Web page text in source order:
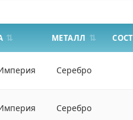
МЕТАЛЛ
Серебро
Серебро